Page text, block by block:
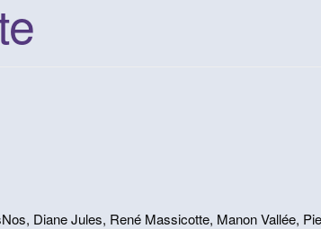
Diane Jules, René Massicotte, Manon Vallée,